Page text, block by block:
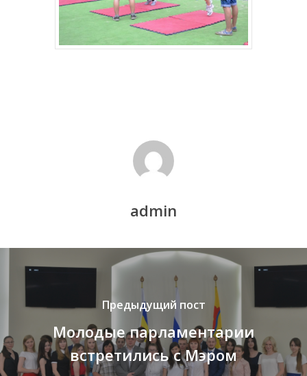
admin
Предыдущий пост
Молодые парламентарии
встретились с Мэром